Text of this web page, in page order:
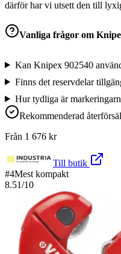
därför har vi utsett den till
Vanliga frågor om
Kan Knipex 902540
Finns det reservdelar
Hur tydliga är
Rekommenderad
Från 1 676 kr
Till butik
#4Mest kompakt
8.51/10